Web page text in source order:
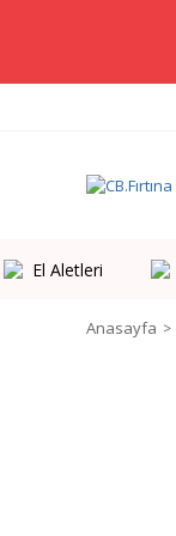
El Aletleri
Anasayfa